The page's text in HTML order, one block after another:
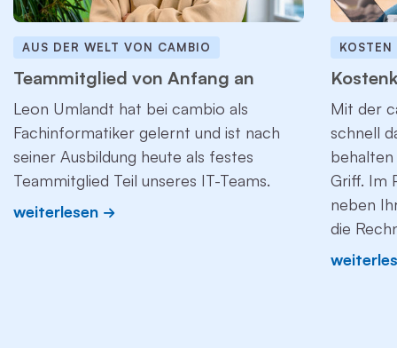
AUS DER WELT VON CAMBIO
Teammitglied von Anfang an
Leon Umlandt hat bei cambio als
Fachinformatiker gelernt und ist nach
seiner Ausbildung heute als festes
Teammitglied Teil unseres IT-Teams.
weiterlesen
KOSTEN
Mit der
schnell
Griff. Im
neben
die